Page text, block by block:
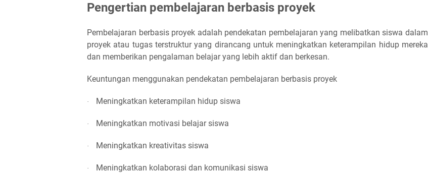
Pengertian pembelajaran berbasis proyek
Pembelajaran berbasis proyek adalah pendekatan pembelajaran yang melibatkan siswa dalam
proyek atau tugas terstruktur yang dirancang untuk meningkatkan keterampilan hidup mereka
dan memberikan pengalaman belajar yang lebih aktif dan berkesan.
Keuntungan menggunakan pendekatan pembelajaran berbasis proyek
· Meningkatkan keterampilan hidup siswa
· Meningkatkan motivasi belajar siswa
· Meningkatkan kreativitas siswa
· Meningkatkan kolaborasi dan komunikasi siswa